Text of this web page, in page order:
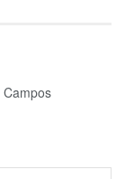
Campos